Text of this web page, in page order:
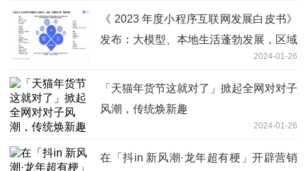
《 2023 年度小程序互联网发展白皮书》
发布：大模型、本地生活蓬勃发展，区域
2024-01-26
「天猫年货节这就对了」掀起全网对对子
风潮，传统焕新趣
2024-01-26
在「抖in 新风潮·龙年超有梗」开辟营销